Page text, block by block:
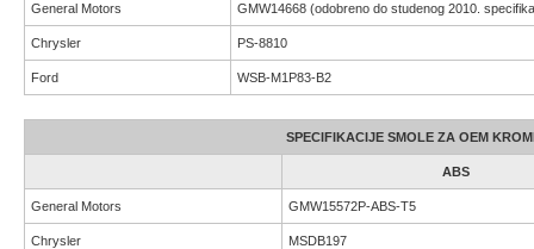
General Motors GMW14668 (odobreno do studenog 2010.
Chrysler PS-8810
Ford WSB-M1P83-B2
SPECIFIKACIJE SMOLE ZA OEM
ABS
General Motors GMW15572P-ABS-T5
Chrysler MSDB197